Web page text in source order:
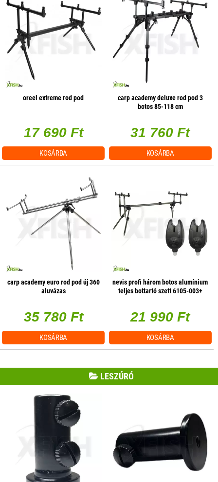
oreel extreme rod pod
17 690 Ft
KOSÁRBA
carp academy deluxe rod pod 3
botos 85-118 cm
31 760 Ft
KOSÁRBA
carp academy euro rod pod új 360
aluvázas
35 780 Ft
KOSÁRBA
nevis profi három botos alumínium
teljes bottartó szett 6105-003+
21 990 Ft
KOSÁRBA
LESZÚRÓ